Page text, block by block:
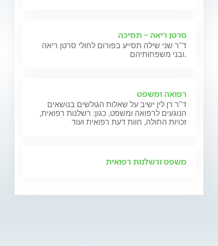
סרטן ריאה - תמיכה
ד"ר שני שילה תסייע בפורום לחולי סרטן ריאה
ובני משפחותיהם.
רפואה ומשפט
ד"ר רן לין ישיב על שאלות הגולשים בנושאים
הנוגעים לרפואה ומשפט, כגון: רשלנות רפואית,
זכויות החולה, חוות דעת רפואית ועוד
משפט ורשלנות רפואית